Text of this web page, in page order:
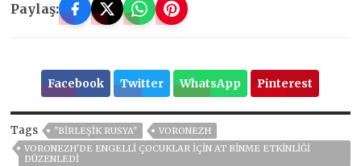
Paylaş:
Facebook Twitter WhatsApp Pinterest
Tags "BIRLEŞIK RUSYA"
VORONEZH
VORONEZH'DE ENGELLI ÇOCUKLAR IÇIN AT BINME ETKINLIĞI
DÜZENLEDI